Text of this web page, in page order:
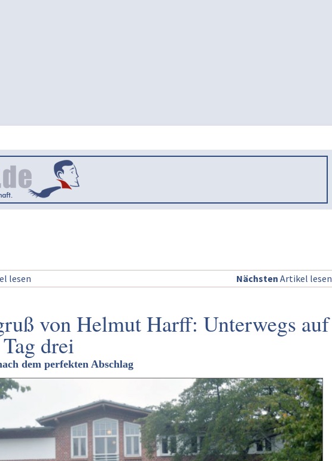
lesen Nächsten Artikel lesen
von Helmut Harff: Unterwegs auf
drei
dem perfekten Abschlag